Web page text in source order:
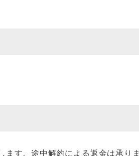
す。途中解約による返金は承りま